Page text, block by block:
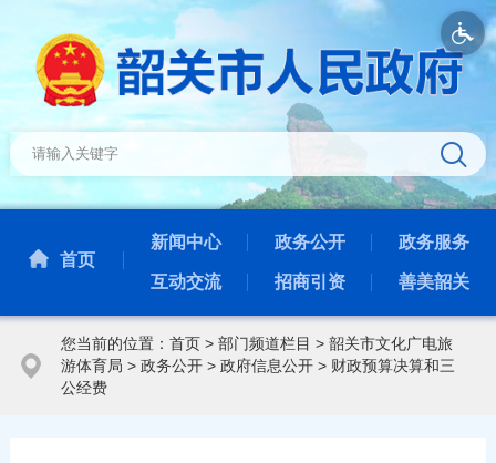
首页
新闻中心 政务公开 政务服务
互动交流 招商引资 善美韶关
您当前的位置： 首页> 部门频道栏目 > 韶关市文化广电旅
游体育局 > 政务公开> 政府信息公开> 财政预算决算和三
公经费